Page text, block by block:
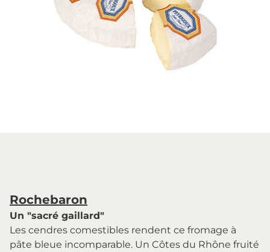
Rochebaron
Un "sacré gaillard"
Les cendres comestibles rendent ce fromage à
pâte bleue incomparable. Un Côtes du Rhône fruité